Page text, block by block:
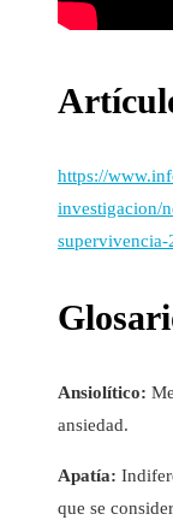
https://
investigacion/
Ansiolítico:
ansiedad.
Apatía:
que se